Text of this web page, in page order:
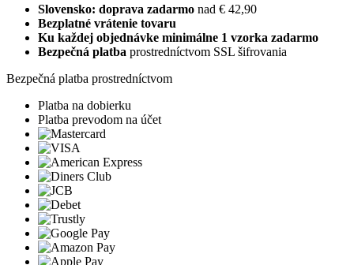
Slovensko: doprava zadarmo nad € 42,90
Bezplatné vrátenie tovaru
Ku každej objednávke minimálne 1 vzorka zadarmo
Bezpečná platba prostredníctvom SSL šifrovania
Bezpečná platba prostredníctvom
Platba na dobierku
Platba prevodom na účet